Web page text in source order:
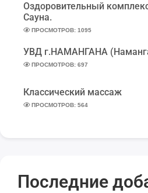
Оздоровительный
Сауна.
ПРОСМОТРОВ: 1095
УВД г.НАМАНГАНА
ПРОСМОТРОВ: 697
Классический массаж
ПРОСМОТРОВ: 564
Последние